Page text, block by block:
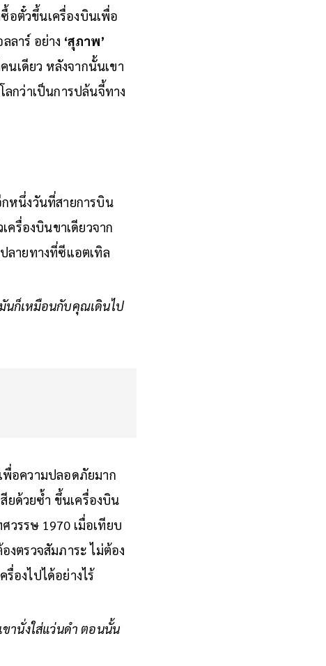
อตั๋วขึ้นเครื่องบินเพื่อ
ลาร์ อย่าง ‘สุภาพ’
นเดียว หลังจากนั้นเขา
ลกว่าเป็นการปล้นจี้ทาง
หนึ่งวันที่สายการบิน
ครื่องบินขาเดียวจาก
ลายทางที่ซีแอตเทิล
นก็เหมือนกับคุณเดินไป
พื่อความปลอดภัยมาก
ยด้วยซ้ำ ขึ้นเครื่องบิน
วรรษ 1970 เมื่อเทียบ
งตรวจสัมภาระ ไม่ต้อง
รื่องไปได้อย่างไร้
านั่งใส่แว่นดำ ตอนนั้น